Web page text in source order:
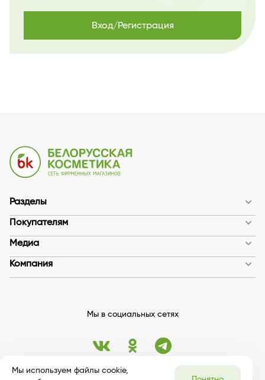
Вход/Регистрация
Разделы
Покупателям
Медиа
Компания
Мы в социальных сетях
Мы используем файлы cookie,